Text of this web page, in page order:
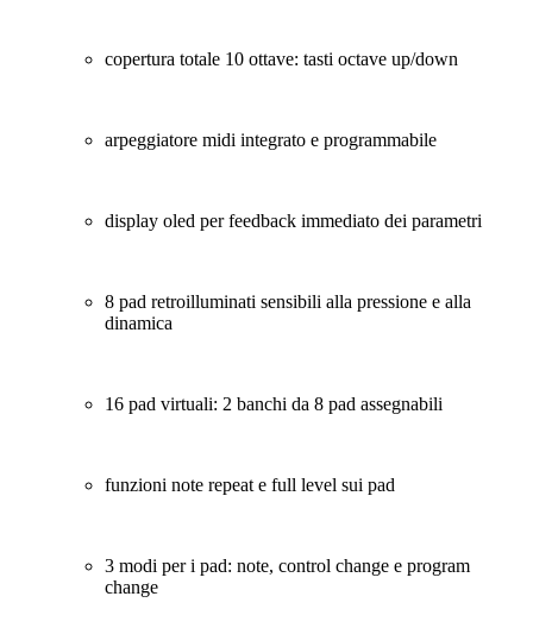
copertura totale 10 ottave: tasti octave up/down
arpeggiatore midi integrato e programmabile
display oled per feedback immediato dei parametri
8 pad retroilluminati sensibili alla pressione e alla
dinamica
16 pad virtuali: 2 banchi da 8 pad assegnabili
funzioni note repeat e full level sui pad
3 modi per i pad: note, control change e program
change